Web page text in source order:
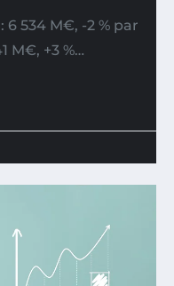
6 534 M€, -2 % par
M€, +3 %…